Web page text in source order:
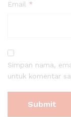
Email *
Simpan nama,
untuk komentar